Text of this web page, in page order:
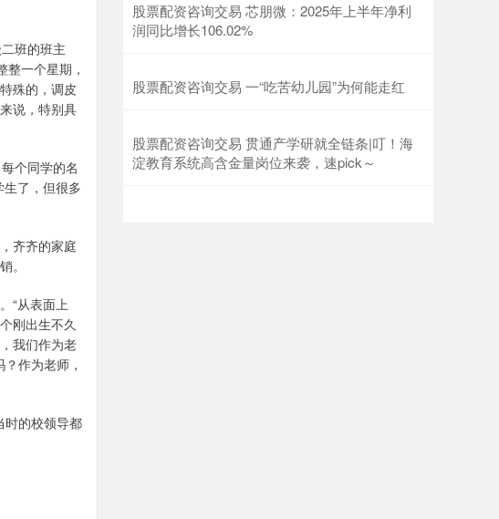
班的班主
一个星期，
殊的，调皮
说，特别具
个同学的名
了，但很多
齐齐的家庭
。
“从表面上
刚出生不久
我们作为老
作为老师，
时的校领导都
股票配资咨询交易 芯朋微：2025年上半年净利
润同比增长106.02%
股票配资咨询交易 一“吃苦幼儿园”为何能走红
股票配资咨询交易 贯通产学研就全链条|叮！海
淀教育系统高含金量岗位来袭，速pick～